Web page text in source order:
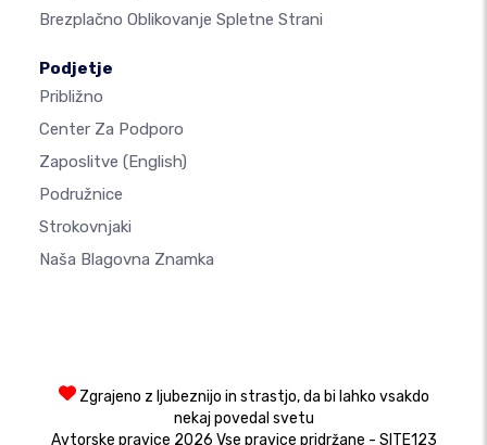
Brezplačno Oblikovanje Spletne Strani
Podjetje
Približno
Center Za Podporo
Zaposlitve (English)
Podružnice
Strokovnjaki
Naša Blagovna Znamka
Zgrajeno z ljubeznijo in strastjo, da bi lahko vsakdo
nekaj povedal svetu
Avtorske pravice 2026 Vse pravice pridržane - SITE123